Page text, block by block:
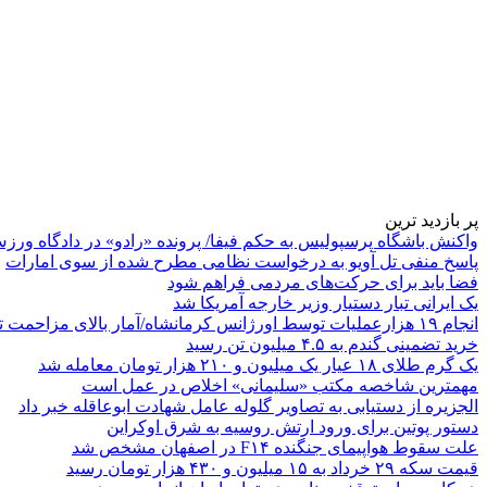
پر بازدید ترین
واکنش باشگاه پرسپولیس به حکم فیفا/ پرونده «رادو» در دادگاه
پاسخ منفی تل آویو به درخواست نظامی مطرح شده از سوی امارات
فضا باید برای حرکت‌های مردمی فراهم شود
یک ایرانی تبار دستیار وزیر خارجه آمریکا شد
انجام ۱۹ هزارعملیات توسط اورژانس کرمانشاه/آمار بالای مزاحمت تلفنی
خرید تضمینی گندم به ۴.۵ میلیون تن رسید
یک گرم طلای ۱۸ عیار یک میلیون و ۲۱۰ هزار تومان معامله شد
مهمترین شاخصه مکتب «سلیمانی» اخلاص در عمل است
الجزیره از دستیابی به تصاویر گلوله عامل شهادت ابوعاقله خبر داد
دستور پوتین برای ورود ارتش روسیه به شرق اوکراین
علت سقوط هواپیمای جنگنده F۱۴ در اصفهان مشخص شد
قیمت سکه ۲۹ خرداد به ۱۵ میلیون و ۴۳۰ هزار تومان رسید